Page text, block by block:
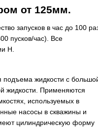
от 125мм.
запусков в час до 100
пусков/час). Все
H.
подъема жидкости с
жидкости. Применяются
используемых в
насосы в скважины и
цилиндрическую форму